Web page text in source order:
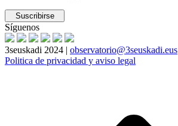
Síguenos
3seuskadi 2024 | observatorio@3seuskadi.eus
Politica de privacidad y aviso legal